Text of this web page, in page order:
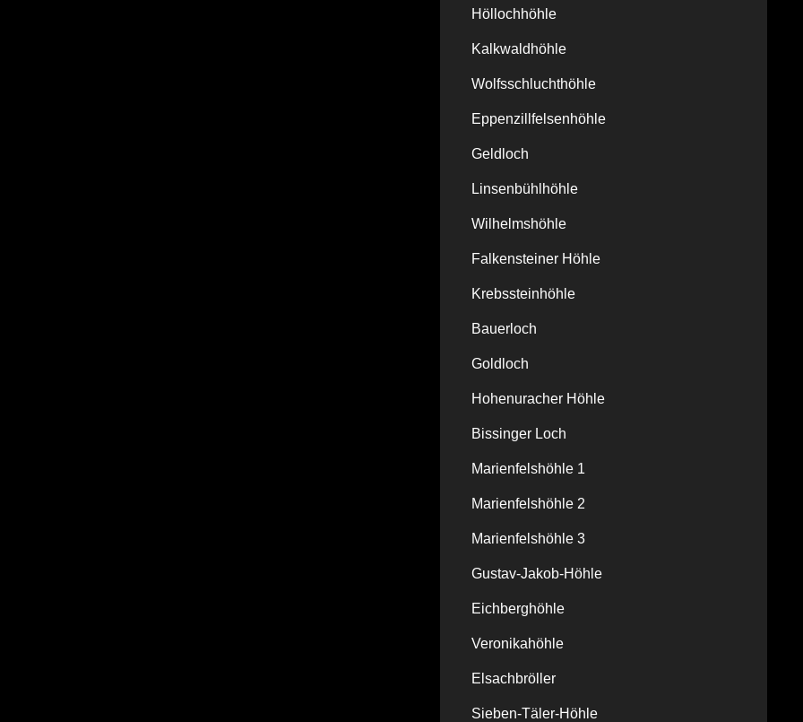
Höllochhöhle
Kalkwaldhöhle
Wolfsschluchthöhle
Eppenzillfelsenhöhle
Geldloch
Linsenbühlhöhle
Wilhelmshöhle
Falkensteiner Höhle
Krebssteinhöhle
Bauerloch
Goldloch
Hohenuracher Höhle
Bissinger Loch
Marienfelshöhle 1
Marienfelshöhle 2
Marienfelshöhle 3
Gustav-Jakob-Höhle
Eichberghöhle
Veronikahöhle
Elsachbröller
Sieben-Täler-Höhle